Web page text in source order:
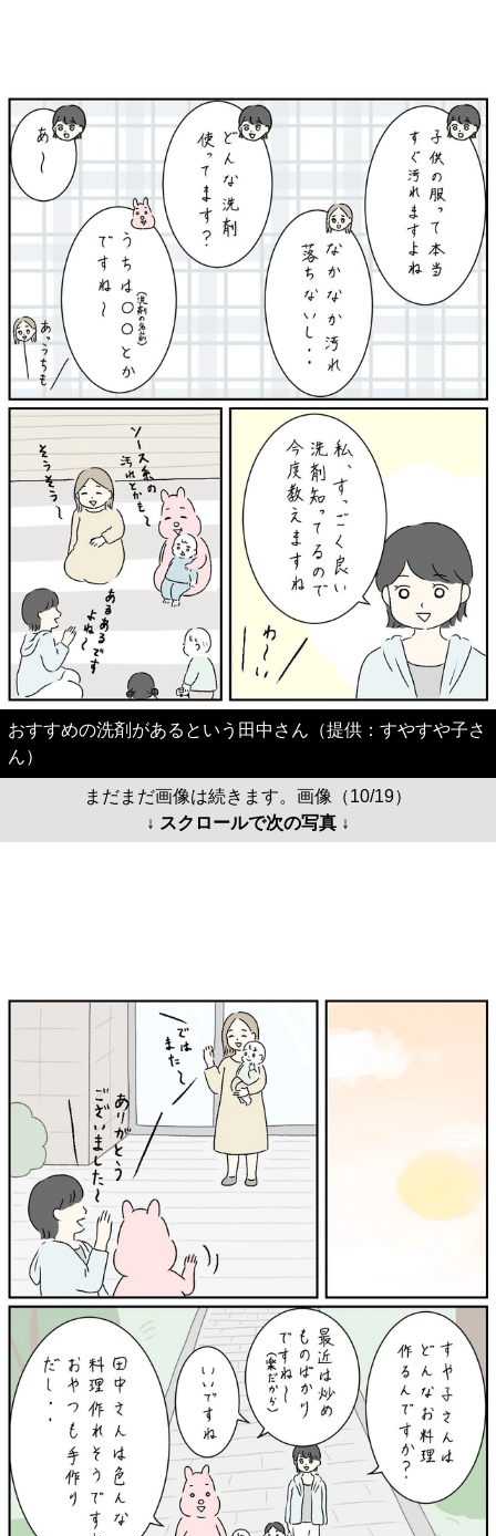
おすすめの洗剤があるという田中さん（提供：すやすや子さ
ん）
まだまだ画像は続きます。画像（10/19）
↓ スクロールで次の写真 ↓